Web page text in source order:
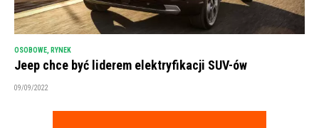
OSOBOWE, RYNEK
Jeep chce być liderem elektryfikacji SUV-ów
09/09/2022